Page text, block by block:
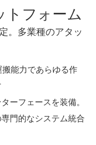
トフォーム
。多業種のアタッ
能力であらゆる作
ーフェースを装備。
門的なシステム統合